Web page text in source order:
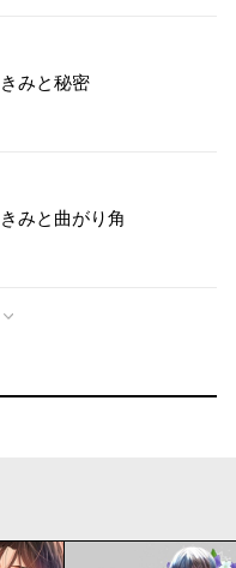
みと秘密
みと曲がり角